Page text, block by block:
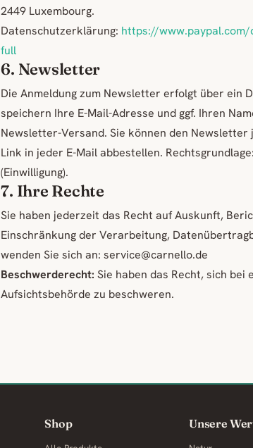
2449 Luxembourg.
Datenschutzerklärung: https://
full
6. Newsletter
Die Anmeldung zum Newsletter erfolgt über ein
speichern Ihre E-Mail-Adresse und ggf. Ihren
Newsletter-Versand. Sie können den
Link in jeder E-Mail abbestellen.
(Einwilligung).
7. Ihre Rechte
Sie haben jederzeit das Recht auf Auskunft,
Einschränkung der Verarbeitung,
wenden Sie sich an: service@carnello.de
Beschwerderecht: Sie haben das Recht, sich bei
Aufsichtsbehörde zu beschweren.
Shop Unsere